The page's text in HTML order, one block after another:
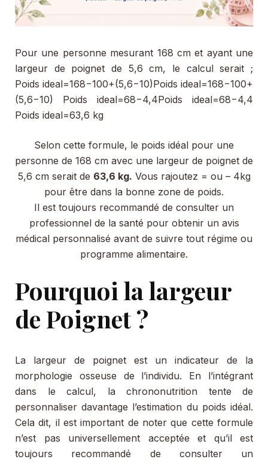
Pour une personne mesurant 168 cm et ayant une
largeur de poignet de 5,6 cm, le calcul serait ;
Poids ideal=168−100+(5,6−10)Poids ideal=168−100+
(5,6−10) Poids ideal=68−4,4Poids ideal=68−4,4
Poids ideal=63,6 kg
Selon cette formule, le poids idéal pour une
personne de 168 cm avec une largeur de poignet de
5,6 cm serait de 63,6 kg. Vous rajoutez = ou – 4kg
pour être dans la bonne zone de poids.
Il est toujours recommandé de consulter un
professionnel de la santé pour obtenir un avis
médical personnalisé avant de suivre tout régime ou
programme alimentaire.
Pourquoi la largeur
de Poignet ?
La largeur de poignet est un indicateur de la
morphologie osseuse de l’individu. En l’intégrant
dans le calcul, la chrononutrition tente de
personnaliser davantage l’estimation du poids idéal.
Cela dit, il est important de noter que cette formule
n’est pas universellement acceptée et qu’il est
toujours recommandé de consulter un